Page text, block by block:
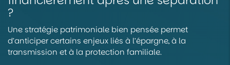
?
Une stratégie patrimoniale bien pensée permet
d’anticiper certains enjeux liés à l’épargne, à la
transmission et à la protection familiale.